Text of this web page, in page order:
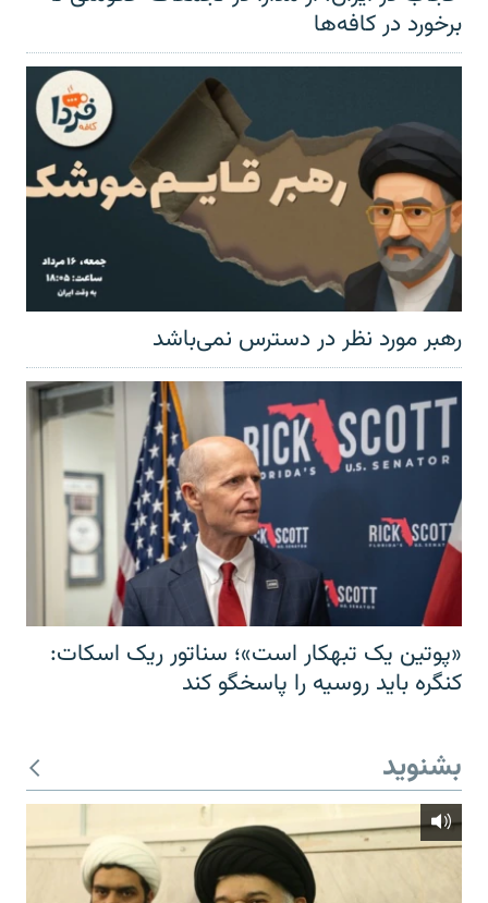
برخورد در کافه‌ها
رهبر مورد نظر در دسترس نمی‌باشد
«پوتین یک تبهکار است»؛ سناتور ریک اسکات:
کنگره باید روسیه را پاسخگو کند
بشنوید